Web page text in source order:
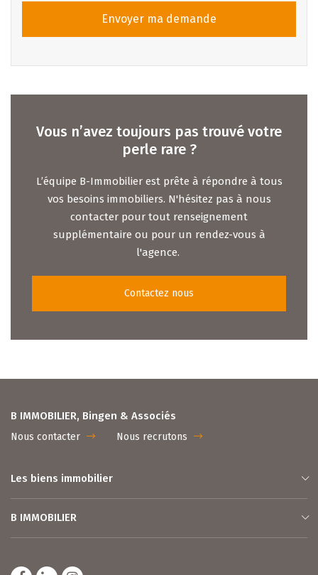
Envoyer ma demande
Vous n’avez toujours pas trouvé votre
perle rare ?
L’équipe B-Immobilier est prête à répondre à tous
vos besoins immobiliers. N'hésitez pas à nous
contacter pour tout renseignement
supplémentaire ou pour un rendez-vous à
l'agence.
Contactez nous
B IMMOBILIER, Bingen & Associés
Nous contacter Nous recrutons
Les biens immobilier
B IMMOBILIER